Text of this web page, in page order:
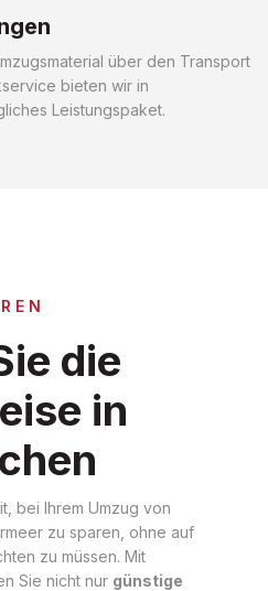
über den Transport
bieten wir in
Leistungspaket.
die
in
bei Ihrem Umzug von
zu sparen, ohne auf
zu müssen. Mit
Sie nicht nur günstige